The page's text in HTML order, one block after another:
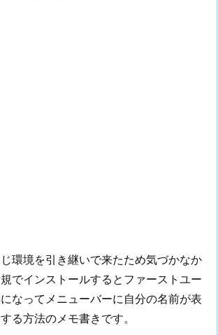
環境を引き継いで来たため気づかなか
でインストールするとファーストユー
なってメニューバーに自分の名前が表
る方法のメモ書きです。